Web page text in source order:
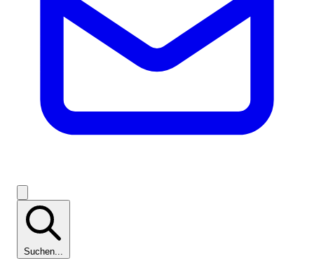
Suchen...